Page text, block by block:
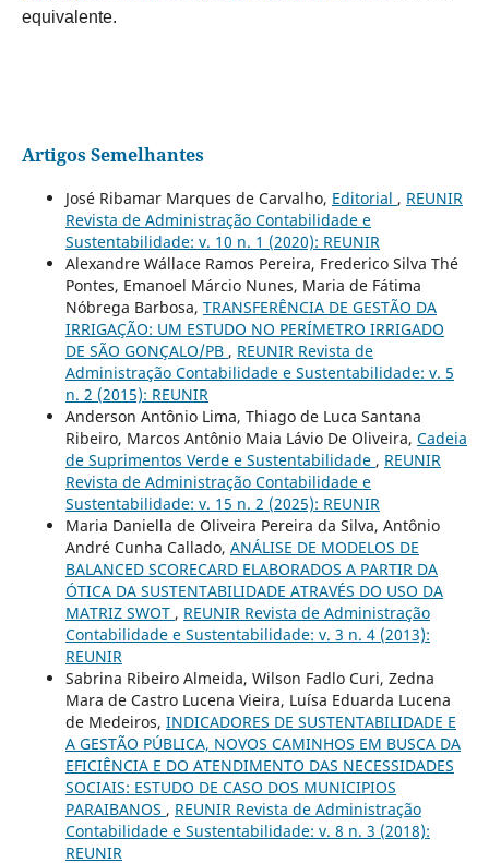
equivalente.
Artigos Semelhantes
José Ribamar Marques de Carvalho, Editorial , REUNIR
Revista de Administração Contabilidade e
Sustentabilidade: v. 10 n. 1 (2020): REUNIR
Alexandre Wállace Ramos Pereira, Frederico Silva Thé
Pontes, Emanoel Márcio Nunes, Maria de Fátima
Nóbrega Barbosa, TRANSFERÊNCIA DE GESTÃO DA
IRRIGAÇÃO: UM ESTUDO NO PERÍMETRO IRRIGADO
DE SÃO GONÇALO/PB , REUNIR Revista de
Administração Contabilidade e Sustentabilidade: v. 5
n. 2 (2015): REUNIR
Anderson Antônio Lima, Thiago de Luca Santana
Ribeiro, Marcos Antônio Maia Lávio De Oliveira, Cadeia
de Suprimentos Verde e Sustentabilidade , REUNIR
Revista de Administração Contabilidade e
Sustentabilidade: v. 15 n. 2 (2025): REUNIR
Maria Daniella de Oliveira Pereira da Silva, Antônio
André Cunha Callado, ANÁLISE DE MODELOS DE
BALANCED SCORECARD ELABORADOS A PARTIR DA
ÓTICA DA SUSTENTABILIDADE ATRAVÉS DO USO DA
MATRIZ SWOT , REUNIR Revista de Administração
Contabilidade e Sustentabilidade: v. 3 n. 4 (2013):
REUNIR
Sabrina Ribeiro Almeida, Wilson Fadlo Curi, Zedna
Mara de Castro Lucena Vieira, Luísa Eduarda Lucena
de Medeiros, INDICADORES DE SUSTENTABILIDADE E
A GESTÃO PÚBLICA, NOVOS CAMINHOS EM BUSCA DA
EFICIÊNCIA E DO ATENDIMENTO DAS NECESSIDADES
SOCIAIS: ESTUDO DE CASO DOS MUNICIPIOS
PARAIBANOS , REUNIR Revista de Administração
Contabilidade e Sustentabilidade: v. 8 n. 3 (2018):
REUNIR